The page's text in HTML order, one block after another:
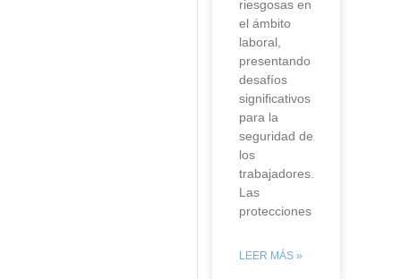
riesgosas en
el ámbito
laboral,
presentando
desafíos
significativos
para la
seguridad de
los
trabajadores.
Las
protecciones
LEER MÁS »